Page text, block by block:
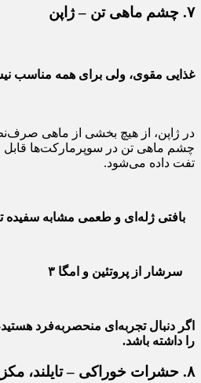
۷. چشم ماهی تن – ژاپن
غذایی مقوی، ولی برای همه مناسب
در ژاپن، از هیچ بخشی از ماهی
چشم ماهی تن در سوپرمارکت‌ها قابل
تفت داده می‌شود.
بافتی ژله‌ای و طعمی مشابه سفیده
سرشار از پروتئین و امگا ۳
اگر دنبال تجربه‌ای منحصربه‌فرد
را داشته باشد.
۸. حشرات خوراکی – تایلند، مکزیک، آفریقا